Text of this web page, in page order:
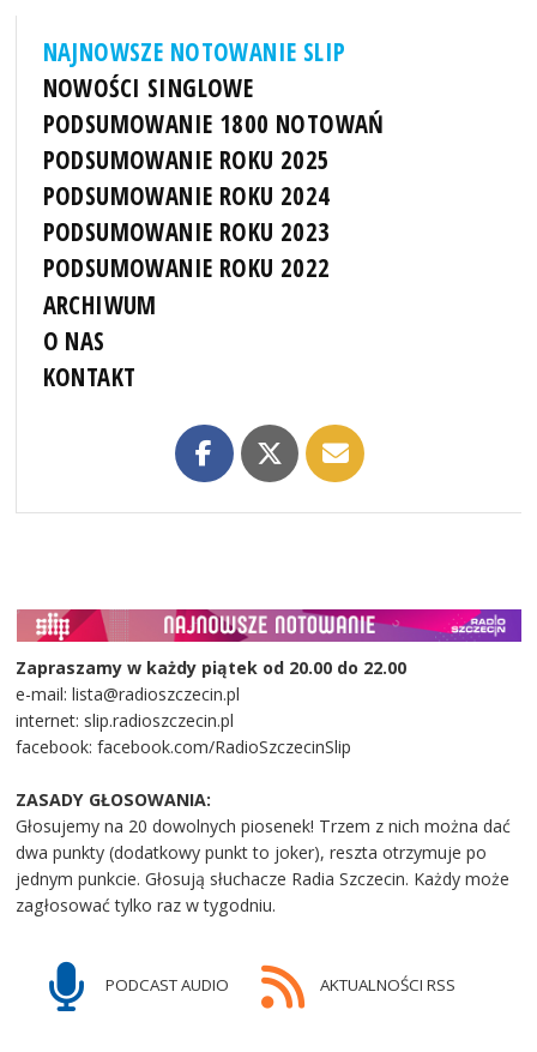
NAJNOWSZE NOTOWANIE SLIP
NOWOŚCI SINGLOWE
PODSUMOWANIE 1800 NOTOWAŃ
PODSUMOWANIE ROKU 2025
PODSUMOWANIE ROKU 2024
PODSUMOWANIE ROKU 2023
PODSUMOWANIE ROKU 2022
ARCHIWUM
O NAS
KONTAKT
Zapraszamy w każdy piątek od 20.00 do 22.00
e-mail: lista@radioszczecin.pl
internet: slip.radioszczecin.pl
facebook: facebook.com/RadioSzczecinSlip
ZASADY GŁOSOWANIA:
Głosujemy na 20 dowolnych piosenek! Trzem z nich można dać
dwa punkty (dodatkowy punkt to joker), reszta otrzymuje po
jednym punkcie. Głosują słuchacze Radia Szczecin. Każdy może
zagłosować tylko raz w tygodniu.
PODCAST AUDIO AKTUALNOŚCI RSS